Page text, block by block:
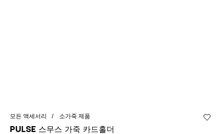
모든 액세서리 소가죽 제품
Pulse 스무스 가죽 카드홀더